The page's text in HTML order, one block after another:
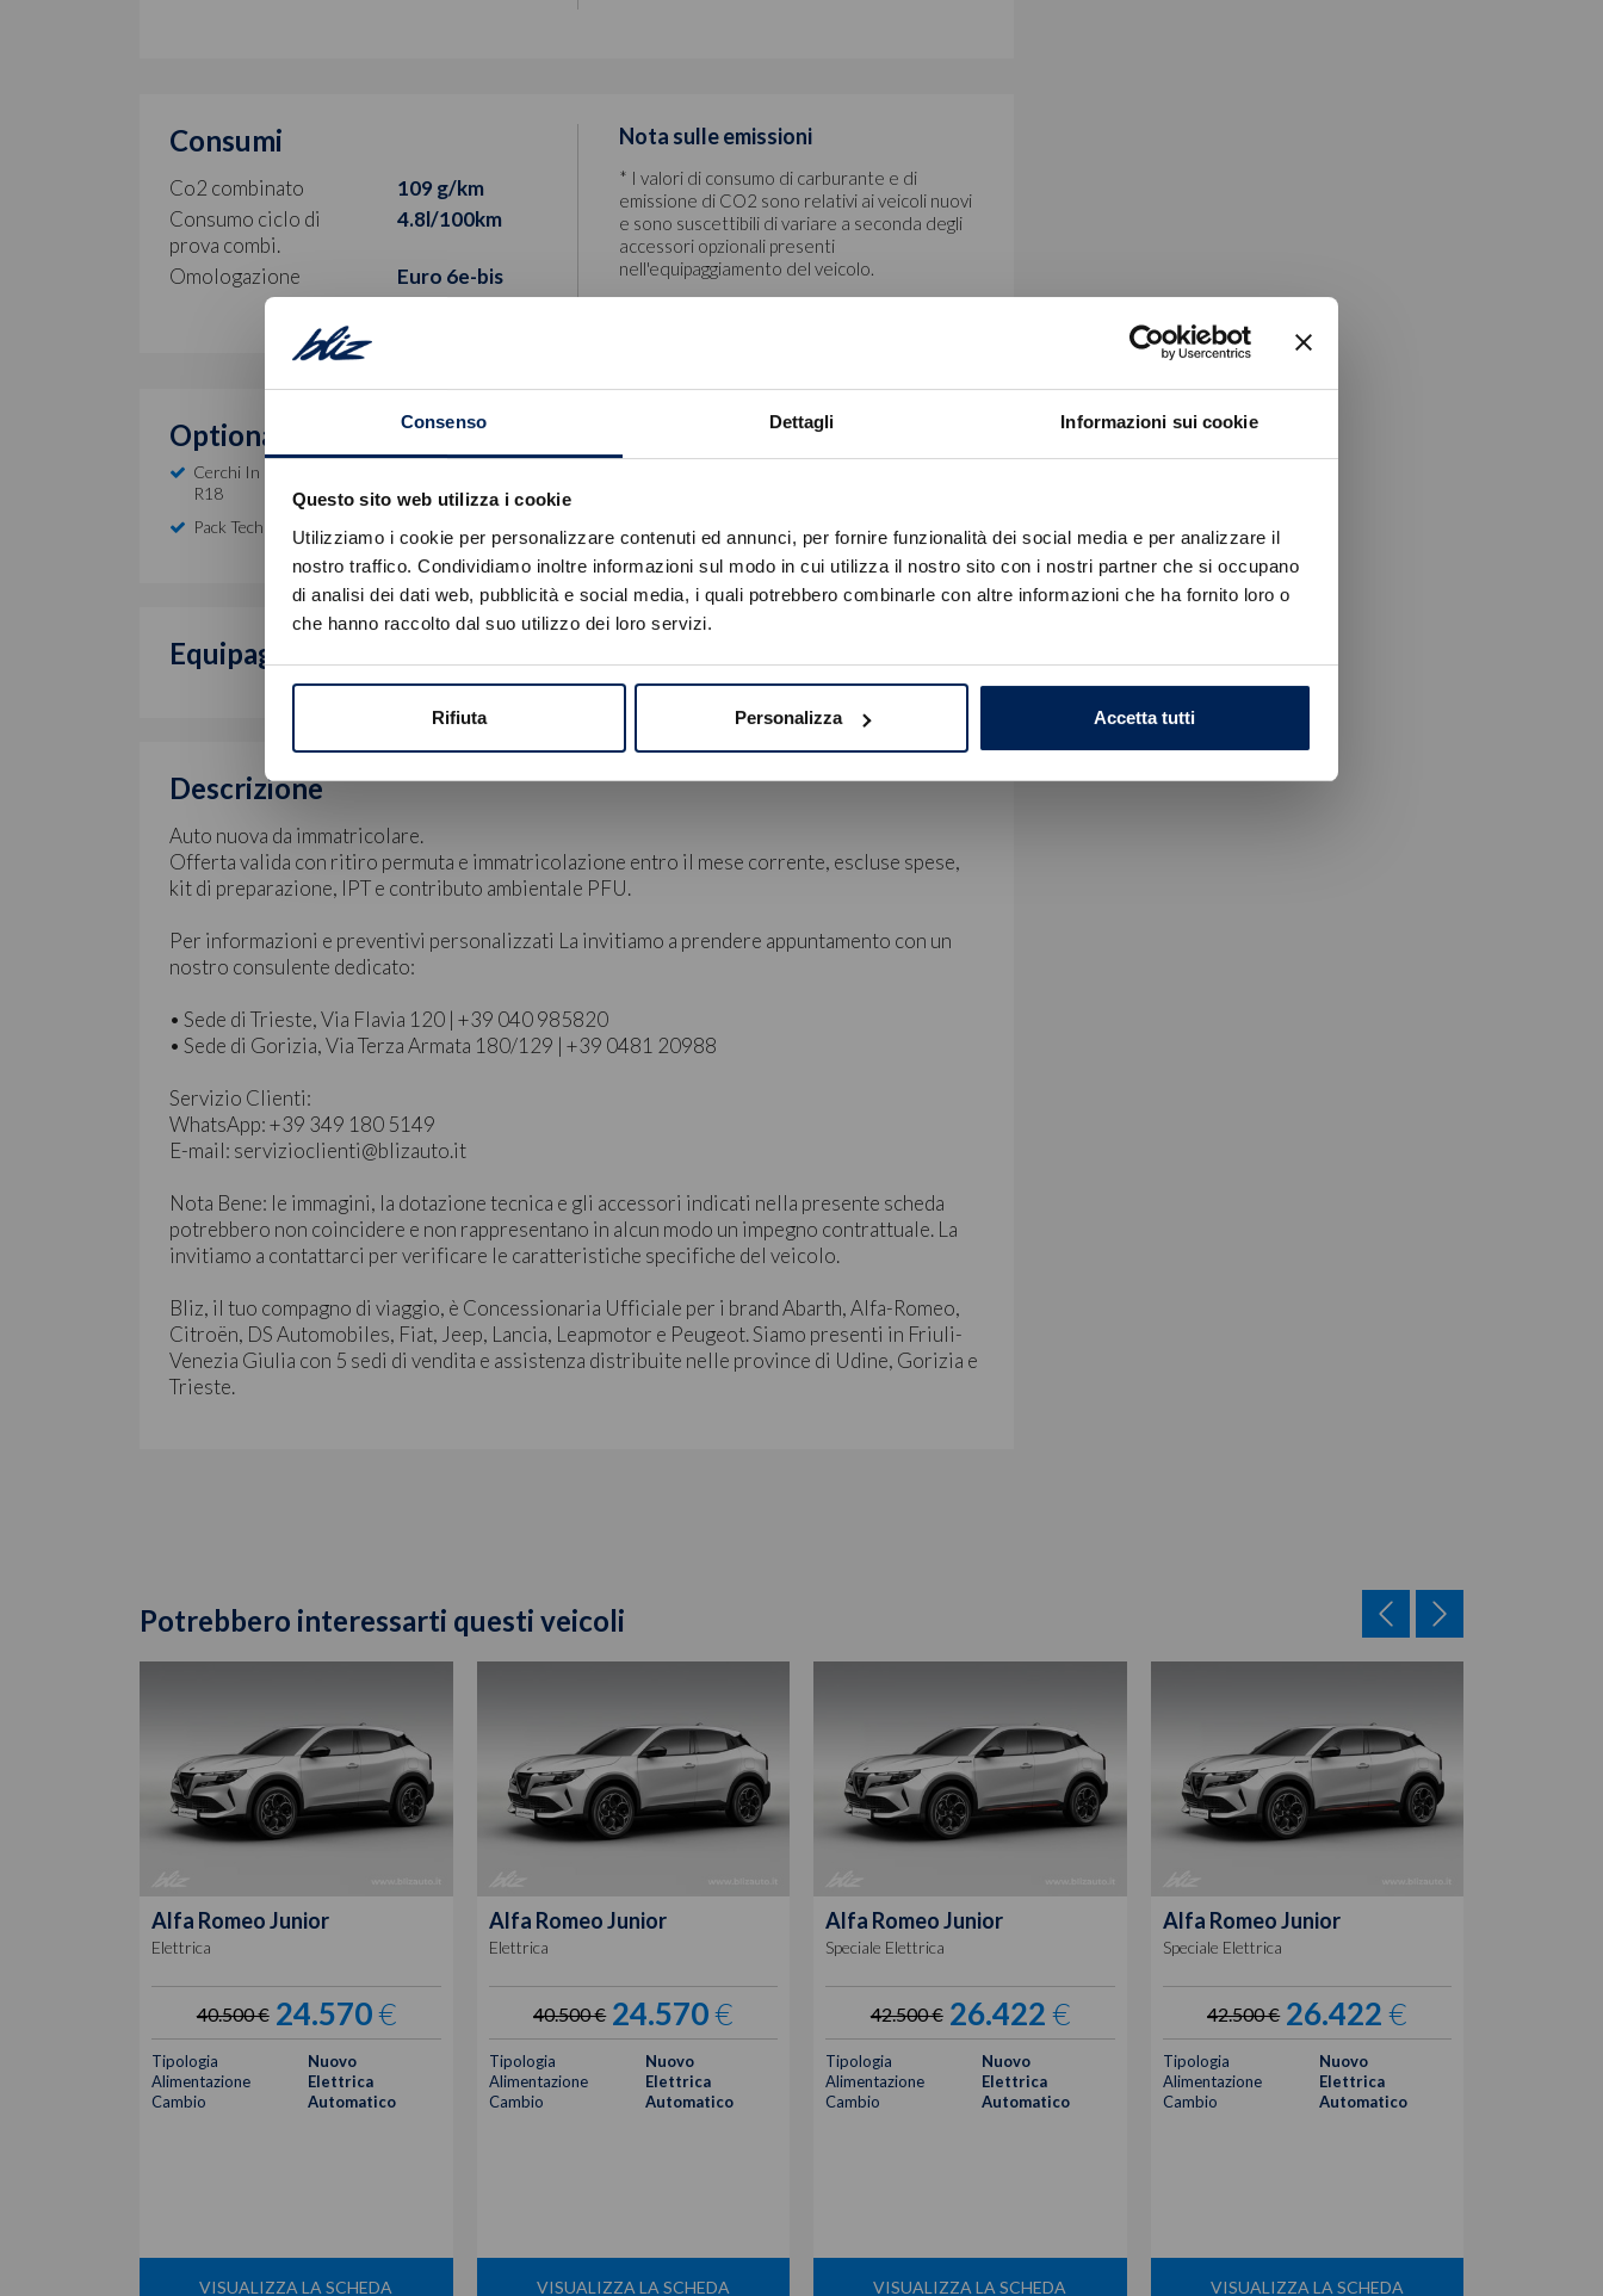
Consenso Dettagli Informazioni sui cookie
Questo sito web utilizza i cookie
Utilizziamo i cookie per personalizzare contenuti ed annunci, per fornire funzionalità dei social media e per analizzare il
nostro traffico. Condividiamo inoltre informazioni sul modo in cui utilizza il nostro sito con i nostri partner che si occupano
di analisi dei dati web, pubblicità e social media, i quali potrebbero combinarle con altre informazioni che ha fornito loro o
che hanno raccolto dal suo utilizzo dei loro servizi.
Rifiuta Personalizza Accetta tutti
Consumi
Co2 combinato
109 g/km
Consumo ciclo di
prova combi.
4.8l/100km
Omologazione Euro 6e-bis
Nota sulle emissioni
* I valori di consumo di carburante e di
emissione di CO2 sono relativi ai veicoli nuovi
e sono suscettibili di variare a seconda degli
accessori opzionali presenti
nell'equipaggiamento del veicolo.
Optional inclusi
Cerchi In Lega Da 18" Fori Con Pneumatici 215/55
R18
Pack Techno
Equipaggiamento di serie
Descrizione
Auto nuova da immatricolare.
Offerta valida con ritiro permuta e immatricolazione entro il mese corrente, escluse spese,
kit di preparazione, IPT e contributo ambientale PFU.
Per informazioni e preventivi personalizzati La invitiamo a prendere appuntamento con un
nostro consulente dedicato:
• Sede di Trieste, Via Flavia 120 | +39 040 985820
• Sede di Gorizia, Via Terza Armata 180/129 | +39 0481 20988
Servizio Clienti:
WhatsApp: +39 349 180 5149
E-mail: servizioclienti@blizauto.it
Nota Bene: le immagini, la dotazione tecnica e gli accessori indicati nella presente scheda
potrebbero non coincidere e non rappresentano in alcun modo un impegno contrattuale. La
invitiamo a contattarci per verificare le caratteristiche specifiche del veicolo.
Bliz, il tuo compagno di viaggio, è Concessionaria Ufficiale per i brand Abarth, Alfa-Romeo,
Citroën, DS Automobiles, Fiat, Jeep, Lancia, Leapmotor e Peugeot. Siamo presenti in Friuli-
Venezia Giulia con 5 sedi di vendita e assistenza distribuite nelle province di Udine, Gorizia e
Trieste.
Potrebbero interessarti questi veicoli
Alfa RomeoJunior
Elettrica
40.500 € 24.570€
Tipologia
Nuovo
Alimentazione
Elettrica
Cambio
Automatico
VISUALIZZA LA SCHEDA
Alfa RomeoJunior
Elettrica
40.500 € 24.570€
Tipologia
Nuovo
Alimentazione
Elettrica
Cambio
Automatico
VISUALIZZA LA SCHEDA
Alfa RomeoJunior
Speciale Elettrica
42.500 € 26.422€
Tipologia
Nuovo
Alimentazione
Elettrica
Cambio
Automatico
VISUALIZZA LA SCHEDA
Alfa RomeoJunior
Speciale Elettrica
42.500 € 26.422€
Tipologia
Nuovo
Alimentazione
Elettrica
Cambio
Automatico
VISUALIZZA LA SCHEDA
Errore
Caricamento veicoli non riuscito